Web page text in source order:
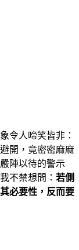
令人啼笑皆非：
開，竟密密麻麻
陣以待的警示
不禁想問： 若側
必要性，反而要